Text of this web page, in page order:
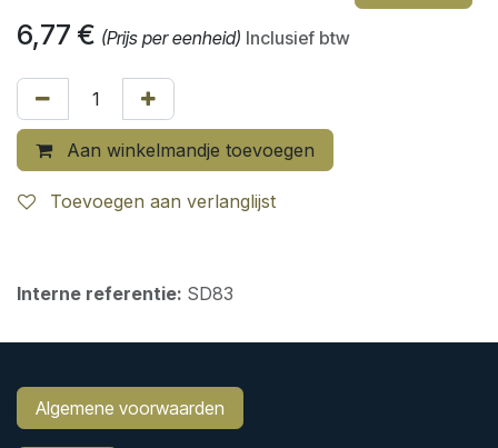
6,77 € (Prijs per eenheid) Inclusief btw
Aan winkelmandje toevoegen
Toevoegen aan verlanglijst
Interne referentie: SD83
Algemene voorwaarden